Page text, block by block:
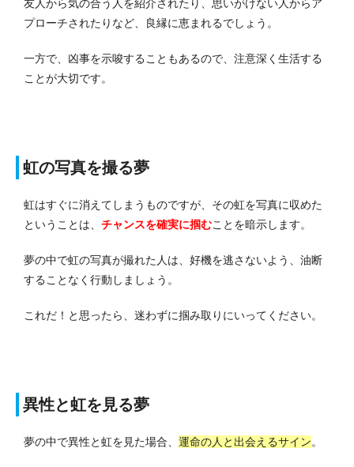
友人から気の合う人を紹介されたり、思いがけない人からア
プローチされたりなど、良縁に恵まれるでしょう。
一方で、凶事を示唆することもあるので、注意深く生活する
ことが大切です。
虹の写真を撮る夢
虹はすぐに消えてしまうものですが、その虹を写真に収めた
ということは、 チャンスを確実に掴むことを暗示します。
夢の中で虹の写真が撮れた人は、好機を逃さないよう、油断
することなく行動しましょう。
これだ！と思ったら、迷わずに掴み取りにいってください。
異性と虹を見る夢
夢の中で異性と虹を見た場合、 運命の人と出会えるサイン。